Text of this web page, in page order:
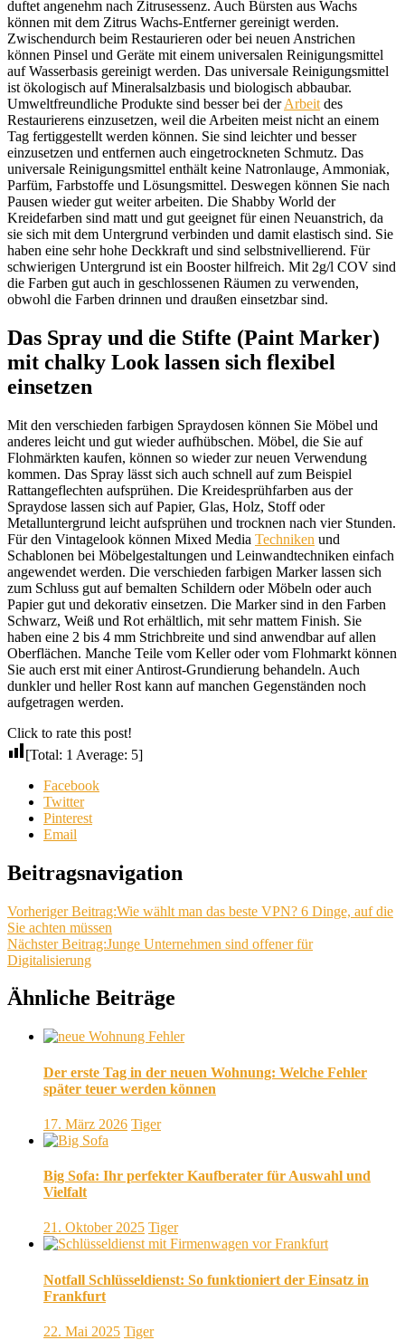
duftet angenehm nach Zitrusessenz. Auch Bürsten aus Wachs
können mit dem Zitrus Wachs-Entferner gereinigt werden.
Zwischendurch beim Restaurieren oder bei neuen Anstrichen
können Pinsel und Geräte mit einem universalen Reinigungsmittel
auf Wasserbasis gereinigt werden. Das universale Reinigungsmittel
ist ökologisch auf Mineralsalzbasis und biologisch abbaubar.
Umweltfreundliche Produkte sind besser bei derArbeit des
Restaurierens einzusetzen, weil die Arbeiten meist nicht an einem
Tag fertiggestellt werden können. Sie sind leichter und besser
einzusetzen und entfernen auch eingetrockneten Schmutz. Das
universale Reinigungsmittel enthält keine Natronlauge, Ammoniak,
Parfüm, Farbstoffe und Lösungsmittel. Deswegen können Sie nach
Pausen wieder gut weiter arbeiten. Die Shabby World der
Kreidefarben sind matt und gut geeignet für einen Neuanstrich, da
sie sich mit dem Untergrund verbinden und damit elastisch sind. Sie
haben eine sehr hohe Deckkraft und sind selbstnivellierend. Für
schwierigen Untergrund ist ein Booster hilfreich. Mit 2g/l COV sind
die Farben gut auch in geschlossenen Räumen zu verwenden,
obwohl die Farben drinnen und draußen einsetzbar sind.
Das Spray und die Stifte (Paint Marker)
mit chalky Look lassen sich flexibel
einsetzen
Mit den verschieden farbigen Spraydosen können Sie Möbel und
anderes leicht und gut wieder aufhübschen. Möbel, die Sie auf
Flohmärkten kaufen, können so wieder zur neuen Verwendung
kommen. Das Spray lässt sich auch schnell auf zum Beispiel
Rattangeflechten aufsprühen. Die Kreidesprühfarben aus der
Spraydose lassen sich auf Papier, Glas, Holz, Stoff oder
Metalluntergrund leicht aufsprühen und trocknen nach vier Stunden.
Für den Vintagelook können Mixed Media Techniken und
Schablonen bei Möbelgestaltungen und Leinwandtechniken einfach
angewendet werden. Die verschieden farbigen Marker lassen sich
zum Schluss gut auf bemalten Schildern oder Möbeln oder auch
Papier gut und dekorativ einsetzen. Die Marker sind in den Farben
Schwarz, Weiß und Rot erhältlich, mit sehr mattem Finish. Sie
haben eine 2 bis 4 mm Strichbreite und sind anwendbar auf allen
Oberflächen. Manche Teile vom Keller oder vom Flohmarkt können
Sie auch erst mit einer Antirost-Grundierung behandeln. Auch
dunkler und heller Rost kann auf manchen Gegenständen noch
aufgetragen werden.
Click to rate this post!
[Total: 1 Average: 5]
Facebook
Twitter
Pinterest
Email
Beitragsnavigation
Vorheriger Beitrag:Wie wählt man das beste VPN? 6 Dinge, auf die
Sie achten müssen
Nächster Beitrag:Junge Unternehmen sind offener für
Digitalisierung
Ähnliche Beiträge
Der erste Tag in der neuen Wohnung: Welche Fehler
später teuer werden können
17. März 2026 Tiger
Big Sofa: Ihr perfekter Kaufberater für Auswahl und
Vielfalt
21. Oktober 2025 Tiger
Notfall Schlüsseldienst: So funktioniert der Einsatz in
Frankfurt
22. Mai 2025 Tiger